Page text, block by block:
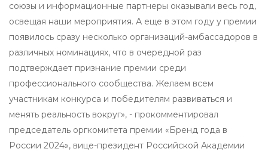
союзы и информационные партнеры оказывали весь год,
освещая наши мероприятия. А еще в этом году у премии
появилось сразу несколько организаций-амбассадоров в
различных номинациях, что в очередной раз
подтверждает признание премии среди
профессионального сообщества. Желаем всем
участникам конкурса и победителям развиваться и
менять реальность вокруг», - прокомментировал
председатель оргкомитета премии «Бренд года в
России 2024», вице-президент Российской Академии